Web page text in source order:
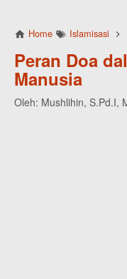
Home Islamisasi
Peran Doa
Manusia
Oleh: Mushlihin, S.Pd.I,